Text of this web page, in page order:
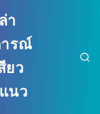
า
ารณ์
ยว
นว